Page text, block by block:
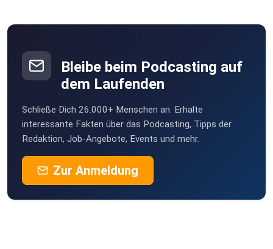
Bleibe beim Podcasting auf
dem Laufenden
Schließe Dich 26.000+ Menschen an. Erhalte
interessante Fakten über das Podcasting, Tipps der
Redaktion, Job-Angebote, Events und mehr.
Zur Anmeldung